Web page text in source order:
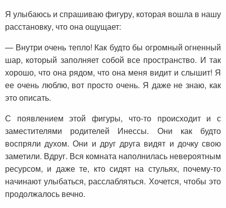
Я улыбаюсь и спрашиваю фигуру, которая вошла в нашу
расстановку, что она ощущает:
— Внутри очень тепло! Как будто бы огромный огненный
шар, который заполняет собой все пространство. И так
хорошо, что она рядом, что она меня видит и слышит! Я
ее очень люблю, вот просто очень. Я даже не знаю, как
это описать.
С появлением этой фигуры, что-то происходит и с
заместителями родителей Инессы. Они как будто
воспряли духом. Они и друг друга видят и дочку свою
заметили. Вдруг. Вся комната наполнилась невероятным
ресурсом, и даже те, кто сидят на стульях, почему-то
начинают улыбаться, расслабляться. Хочется, чтобы это
продолжалось вечно.